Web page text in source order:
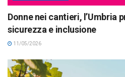
Donne nei cantieri, l’Umbria
sicurezza e inclusione
11/05/2026